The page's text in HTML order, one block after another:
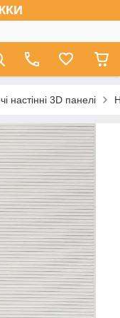
настінні 3D панелі